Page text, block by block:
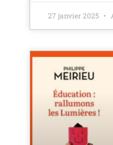
27 janvier 2025